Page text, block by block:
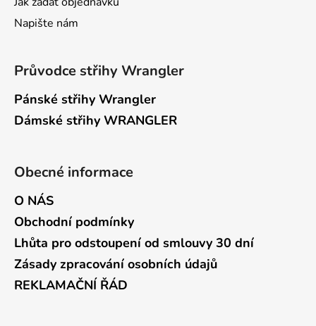
Napište nám
Průvodce střihy Wrangler
Pánské střihy Wrangler
Dámské střihy WRANGLER
Obecné informace
O NÁS
Obchodní podmínky
Lhůta pro odstoupení od smlouvy 30 dní
Zásady zpracování osobních údajů
REKLAMAČNÍ ŘÁD